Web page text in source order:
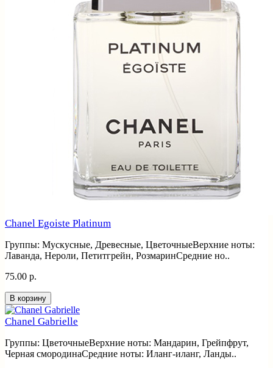
Chanel Egoiste Platinum
Группы: Мускусные, Древесные, ЦветочныеВерхние ноты:
Лаванда, Нероли, Петитгрейн, РозмаринСредние но..
75.00 р.
В корзину
Chanel Gabrielle
Группы: ЦветочныеВерхние ноты: Мандарин, Грейпфрут,
Черная смородинаСредние ноты: Иланг-иланг, Ланды..